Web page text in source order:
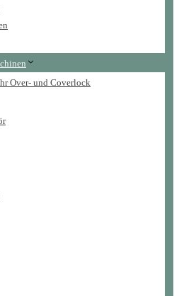
Over- und Coverlock